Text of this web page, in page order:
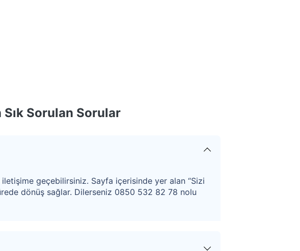
Sık Sorulan Sorular
geçebilirsiniz. Sayfa içerisinde yer alan “Sizi
dönüş sağlar. Dilerseniz 0850 532 82 78 nolu